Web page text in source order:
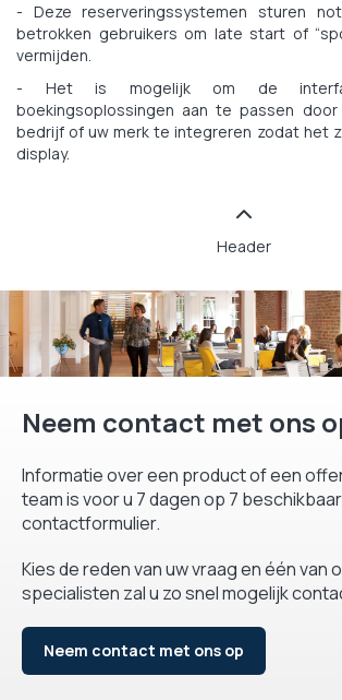
- Deze reserveringssystemen sturen
betrokken gebruikers om late start of
vermijden.
- Het is mogelijk om de
boekingsoplossingen aan te passen
bedrijf of uw merk te integreren zodat het
display.
Header
Neem contact met ons
Informatie over een product of een
team is voor u 7 dagen op 7
contactformulier.
Kies de reden van uw vraag en één van
specialisten zal u zo snel mogelijk
Neem contact met ons op